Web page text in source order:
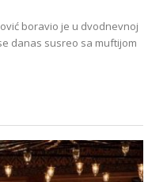
boravio je u dvodnevnoj
danas susreo sa muftijom